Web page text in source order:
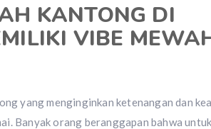
KANTONG DI
VIBE
yang menginginkan ketenangan dan
Banyak orang beranggapan bahwa untuk